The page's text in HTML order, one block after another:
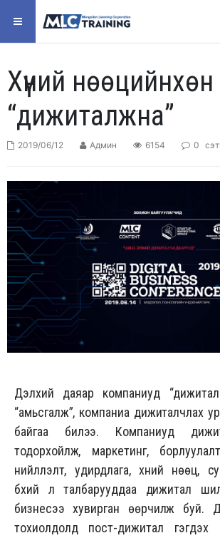
Хүний нөөцийнхөн
“дижиталжна”
2019/06/12 Админ 6154 0
Дэлхий даяар компаниуд
“амьсгалж”, компаниа дижиталчлах
байгаа билээ. Компаниуд
тодорхойлж, маркетинг,
нийлүүлэлт, удирдлага, хүний нөөц,
бүхий л талбарууддаа дижитал
бизнесээ хувирган өөрчилж буй.
тохиолдолд пост-дижитал